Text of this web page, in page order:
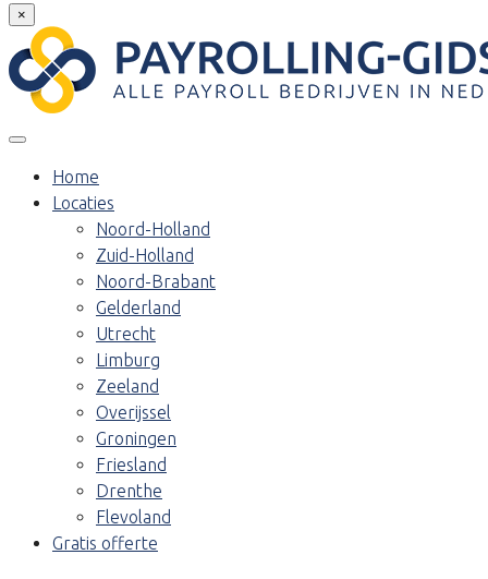
×
Home
Locaties
Noord-Holland
Zuid-Holland
Noord-Brabant
Gelderland
Utrecht
Limburg
Zeeland
Overijssel
Groningen
Friesland
Drenthe
Flevoland
Gratis offerte